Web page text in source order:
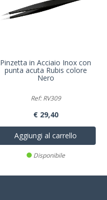
Pinzetta in Acciaio Inox con
punta acuta Rubis colore
Nero
Ref: RV309
€ 29,40
Aggiungi al carrello
Disponibile